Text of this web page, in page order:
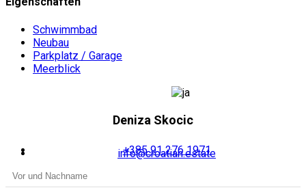
Schwimmbad
Neubau
Parkplatz / Garage
Meerblick
Deniza Skocic
+385 91 276 1971
info@croatian.estate